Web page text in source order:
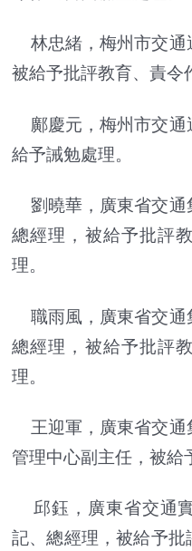
林忠緒，梅州市交通
被給予批評教育、責令
鄺慶元，梅州市交通
給予誡勉處理。
劉曉華，廣東省交通
總經理，被給予批評
理。
職雨風，廣東省交通
總經理，被給予批評
理。
王迎軍，廣東省交通
管理中心副主任，被給
邱鈺，廣東省交通
記、總經理，被給予